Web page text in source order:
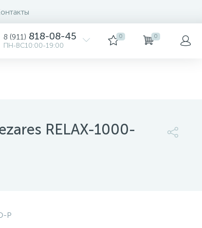
8 (911) 818-08-45
ПН-ВС10:00-19:00
0 0
RELAX-1000-
P